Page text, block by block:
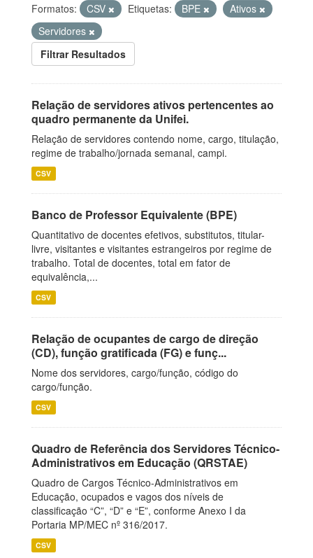
Formatos:
CSV Etiquetas: BPE
Ativos
Servidores
Filtrar Resultados
Relação de servidores ativos pertencentes ao
quadro permanente da Unifei.
Relação de servidores contendo nome, cargo, titulação,
regime de trabalho/jornada semanal, campi.
CSV
Banco de Professor Equivalente (BPE)
Quantitativo de docentes efetivos, substitutos, titular-
livre, visitantes e visitantes estrangeiros por regime de
trabalho. Total de docentes, total em fator de
equivalência,...
CSV
Relação de ocupantes de cargo de direção
(CD), função gratificada (FG) e funç...
Nome dos servidores, cargo/função, código do
cargo/função.
CSV
Quadro de Referência dos Servidores Técnico-
Administrativos em Educação (QRSTAE)
Quadro de Cargos Técnico-Administrativos em
Educação, ocupados e vagos dos níveis de
classificação “C”, “D” e “E”, conforme Anexo I da
Portaria MP/MEC nº 316/2017.
CSV